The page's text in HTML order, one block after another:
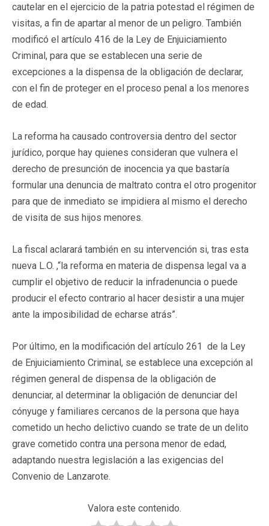
cautelar en el ejercicio de la patria potestad el régimen de
visitas, a fin de apartar al menor de un peligro. También
modificó el artículo 416 de la Ley de Enjuiciamiento
Criminal, para que se establecen una serie de
excepciones a la dispensa de la obligación de declarar,
con el fin de proteger en el proceso penal a los menores
de edad.
La reforma ha causado controversia dentro del sector
jurídico, porque hay quienes consideran que vulnera el
derecho de presunción de inocencia ya que bastaría
formular una denuncia de maltrato contra el otro progenitor
para que de inmediato se impidiera al mismo el derecho
de visita de sus hijos menores.
La fiscal aclarará también en su intervención si, tras esta
nueva L.O. ,“la reforma en materia de dispensa legal va a
cumplir el objetivo de reducir la infradenuncia o puede
producir el efecto contrario al hacer desistir a una mujer
ante la imposibilidad de echarse atrás”.
Por último, en la modificación del artículo 261 de la Ley
de Enjuiciamiento Criminal, se establece una excepción al
régimen general de dispensa de la obligación de
denunciar, al determinar la obligación de denunciar del
cónyuge y familiares cercanos de la persona que haya
cometido un hecho delictivo cuando se trate de un delito
grave cometido contra una persona menor de edad,
adaptando nuestra legislación a las exigencias del
Convenio de Lanzarote.
Valora este contenido.